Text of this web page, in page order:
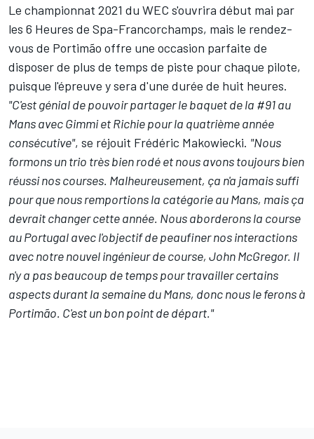
Le championnat 2021 du WEC s'ouvrira début mai par
les 6 Heures de Spa-Francorchamps, mais le rendez-
vous de Portimão offre une occasion parfaite de
disposer de plus de temps de piste pour chaque pilote,
puisque l'épreuve y sera d'une durée de huit heures.
"C'est génial de pouvoir partager le baquet de la #91 au
Mans avec Gimmi et Richie pour la quatrième année
consécutive", se réjouit Frédéric Makowiecki. "Nous
formons un trio très bien rodé et nous avons toujours bien
réussi nos courses. Malheureusement, ça n'a jamais suffi
pour que nous remportions la catégorie au Mans, mais ça
devrait changer cette année. Nous aborderons la course
au Portugal avec l'objectif de peaufiner nos interactions
avec notre nouvel ingénieur de course, John McGregor. Il
n'y a pas beaucoup de temps pour travailler certains
aspects durant la semaine du Mans, donc nous le ferons à
Portimão. C'est un bon point de départ."